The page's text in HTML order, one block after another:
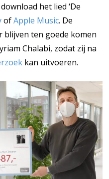
het lied ‘De
ofApple Music. De
ten goede komen
Chalabi, zodat zij na
kan uitvoeren.